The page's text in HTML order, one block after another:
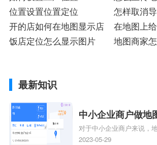
位置设置位置定位
怎样取消
入驻
开的店如何在地图显示店
在地图上
收费
饭店定位怎么显示图片 地图商家
最新知识
中小企业商户做地
么好处
对于中小企业商户来说，
好处，包括：提高可见性
2023-05-29